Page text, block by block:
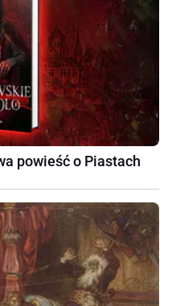
powieść o Piastach